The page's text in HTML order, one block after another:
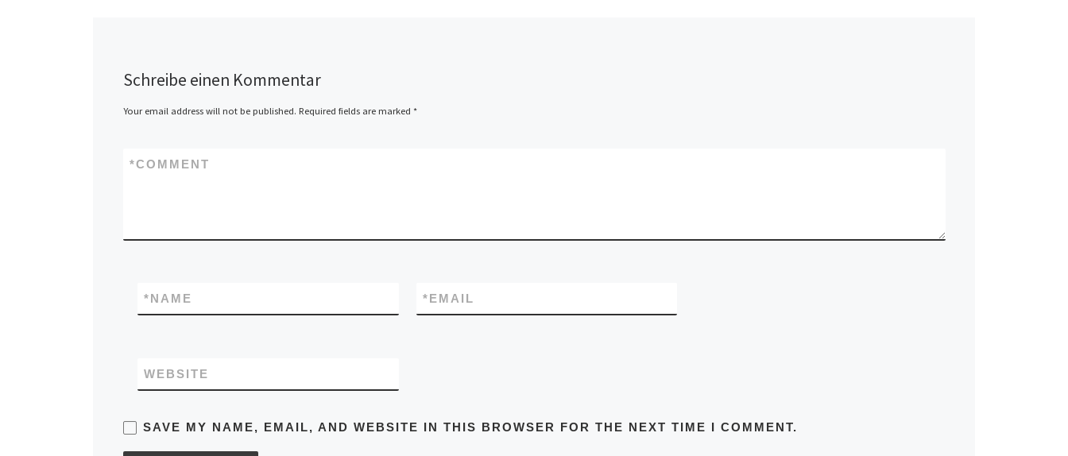
Schreibe einen Kommentar
Your email address will not be published. Required fields are marked *
COMMENT
*
NAME
* EMAIL
*
WEBSITE
SAVE MY NAME, EMAIL, AND WEBSITE IN THIS BROWSER FOR THE NEXT TIME I COMMENT.